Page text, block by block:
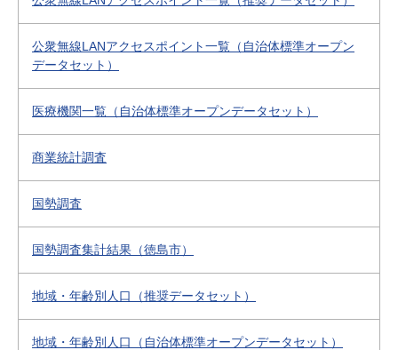
公衆無線LANアクセスポイント一覧（自治体標準オープン
データセット）
医療機関一覧（自治体標準オープンデータセット）
商業統計調査
国勢調査
国勢調査集計結果（徳島市）
地域・年齢別人口（推奨データセット）
地域・年齢別人口（自治体標準オープンデータセット）